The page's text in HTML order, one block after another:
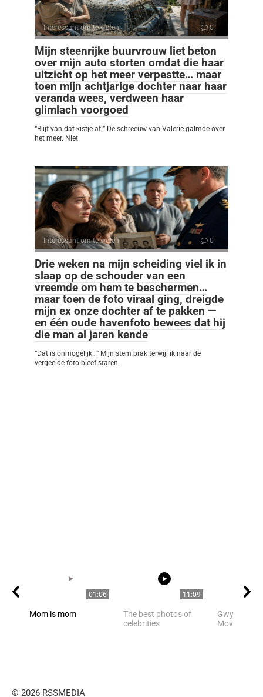
Interessant om te weten 0
Mijn steenrijke buurvrouw liet beton
over mijn auto storten omdat die haar
uitzicht op het meer verpestte… maar
toen mijn achtjarige dochter naar haar
veranda wees, verdween haar
glimlach voorgoed
“Blijf van dat kistje af!” De schreeuw van Valerie galmde over
het meer. Niet
Interessant om te weten 0
Drie weken na mijn scheiding viel ik in
slaap op de schouder van een
vreemde om hem te beschermen…
maar toen de foto viraal ging, dreigde
mijn ex onze dochter af te pakken —
en één oude havenfoto bewees dat hij
die man al jaren kende
“Dat is onmogelijk…” Mijn stem brak terwijl ik naar de
vergeelde foto bleef staren.
01:06
Mom is mom
11:09
The best photos of
celebrities
Gwyneth
Movie
© 2026 RSSMEDIA